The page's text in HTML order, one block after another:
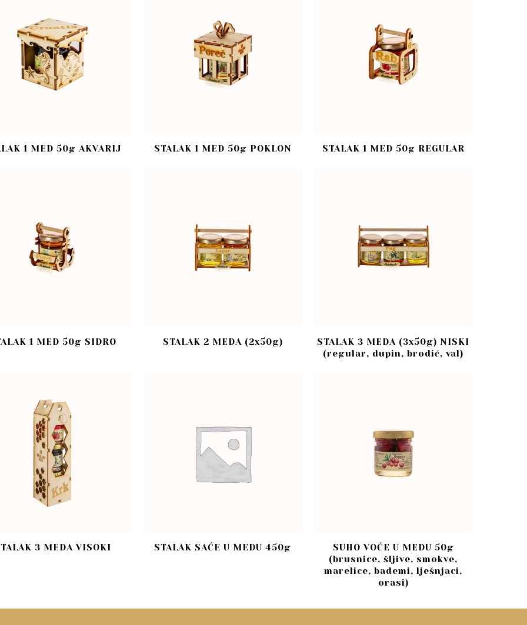
1 MED 50g AKVARIJ STALAK 1 MED 50g POKLON STALAK 1 MED 50g REGULAR
1 MED 50g SIDRO STALAK 2 MEDA (2x50g)
STALAK 3 MEDA (3x50g) NISKI
(regular, dupin, brodić, val)
3 MEDA VISOKI STALAK SAĆE U MEDU 450g
SUHO VOĆE U MEDU 50g
(brusnice, šljive, smokve,
marelice, bademi, lješnjaci,
orasi)